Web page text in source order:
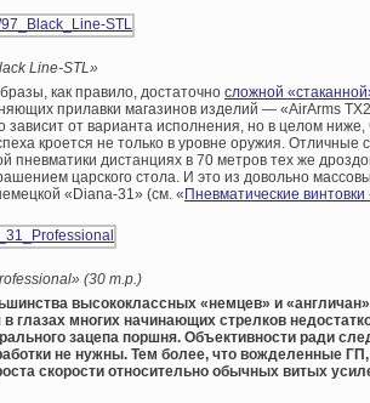
Line-STL»
как правило, достаточно сложной
прилавки магазинов изделий — «AirArms
зависит от варианта исполнения, но в целом
кроется не только в уровне оружия. Отличные
пневматики дистанциях в 70 метров тех же
царского стола. И это из довольно
«Diana-31» (см. « Пневматические
(30 т.р.)
высококлассных «немцев» и
глазах многих начинающих стрелков
зацепа поршня. Объективности ради
не нужны. Тем более, что вожделенные
скорости относительно обычных витых